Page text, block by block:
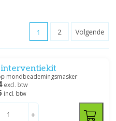
1 2 Volgende
interventiekit
mondbeademingsmasker
excl. btw
incl. btw
+